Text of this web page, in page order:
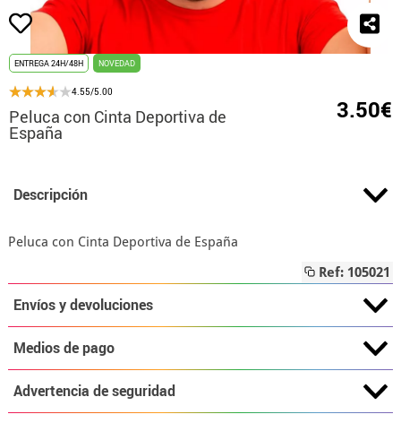
ENTREGA 24H/48H NOVEDAD
4.55/5.00
Peluca con Cinta Deportiva de
España
3.50€
Descripción
Peluca con Cinta Deportiva de España
Ref: 105021
Envíos y devoluciones
Medios de pago
Advertencia de seguridad